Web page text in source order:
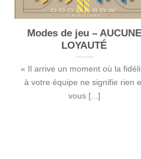
Modes de jeu – AUCUNE
LOYAUTÉ
« Il arrive un moment où la
à votre équipe ne signifie rien
vous [...]